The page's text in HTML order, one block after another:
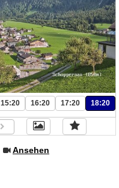
15:20 16:20 17:20 18:20
Ansehen